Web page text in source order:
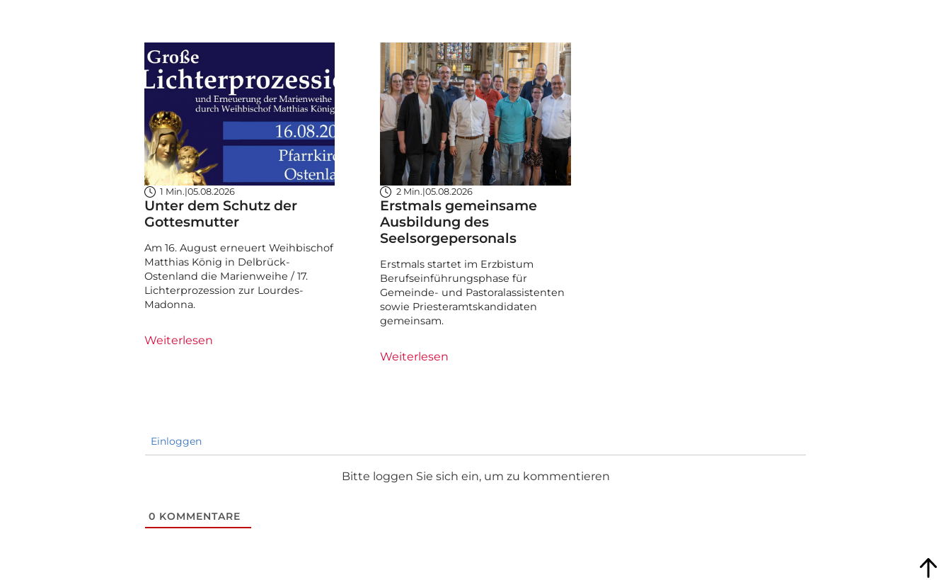
1 Min.|05.08.2026
Unter dem Schutz der
Gottesmutter
Am 16. August erneuert Weihbischof
Matthias König in Delbrück-
Ostenland die Marienweihe / 17.
Lichterprozession zur Lourdes-
Madonna.
Weiterlesen
2 Min.|05.08.2026
Erstmals gemeinsame
Ausbildung des
Seelsorgepersonals
Erstmals startet im Erzbistum
Berufseinführungsphase für
Gemeinde- und Pastoralassistenten
sowie Priesteramtskandidaten
gemeinsam.
Weiterlesen
Einloggen
Bitte loggen Sie sich ein, um zu kommentieren
0 KOMMENTARE